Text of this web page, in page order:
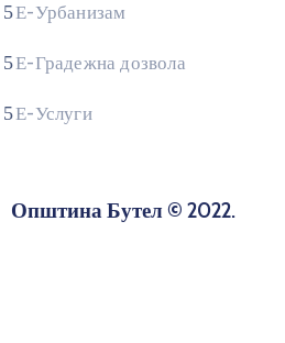
Е-Урбанизам
Е-Градежна дозвола
Е-Услуги
Општина Бутел © 2022.